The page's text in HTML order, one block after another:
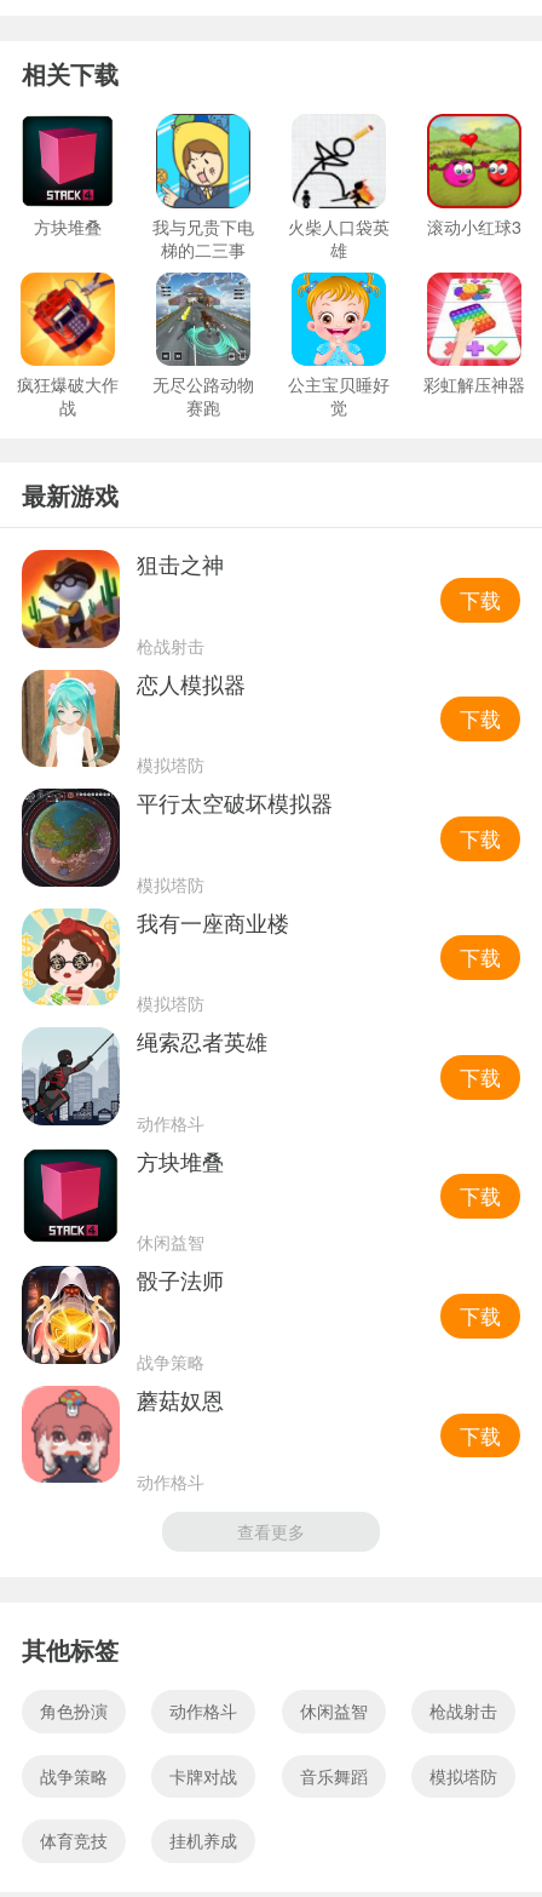
相关下载
方块堆叠
我与兄贵下电
梯的二三事
火柴人口袋英
雄
滚动小红球3
疯狂爆破大作
战
无尽公路动物
赛跑
公主宝贝睡好
觉
彩虹解压神器
最新游戏
狙击之神
枪战射击
下载
恋人模拟器
模拟塔防
下载
平行太空破坏模拟器
模拟塔防
下载
我有一座商业楼
模拟塔防
下载
绳索忍者英雄
动作格斗
下载
方块堆叠
休闲益智
下载
骰子法师
战争策略
下载
蘑菇奴恩
动作格斗
下载
查看更多
其他标签
角色扮演 动作格斗 休闲益智 枪战射击
战争策略 卡牌对战 音乐舞蹈 模拟塔防
体育竞技 挂机养成